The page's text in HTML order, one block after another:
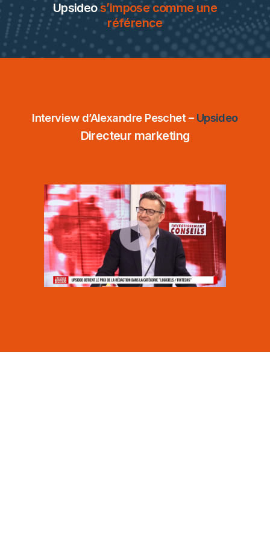
Upsideos’impose comme une
référence
Interview d’Alexandre Peschet – Upsideo
Directeur marketing